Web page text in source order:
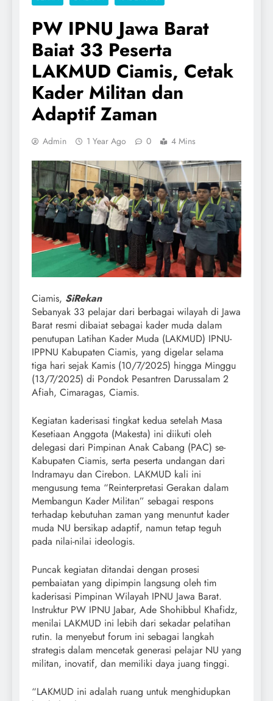
PW IPNU Jawa Barat
Baiat 33 Peserta
LAKMUD Ciamis, Cetak
Kader Militan dan
Adaptif Zaman
Admin 1 Year Ago 0 4 Mins
Ciamis, SiRekan
Sebanyak 33 pelajar dari berbagai wilayah di Jawa
Barat resmi dibaiat sebagai kader muda dalam
penutupan Latihan Kader Muda (LAKMUD) IPNU-
IPPNU Kabupaten Ciamis, yang digelar selama
tiga hari sejak Kamis (10/7/2025) hingga Minggu
(13/7/2025) di Pondok Pesantren Darussalam 2
Afiah, Cimaragas, Ciamis.
Kegiatan kaderisasi tingkat kedua setelah Masa
Kesetiaan Anggota (Makesta) ini diikuti oleh
delegasi dari Pimpinan Anak Cabang (PAC) se-
Kabupaten Ciamis, serta peserta undangan dari
Indramayu dan Cirebon. LAKMUD kali ini
mengusung tema “Reinterpretasi Gerakan dalam
Membangun Kader Militan” sebagai respons
terhadap kebutuhan zaman yang menuntut kader
muda NU bersikap adaptif, namun tetap teguh
pada nilai-nilai ideologis.
Puncak kegiatan ditandai dengan prosesi
pembaiatan yang dipimpin langsung oleh tim
kaderisasi Pimpinan Wilayah IPNU Jawa Barat.
Instruktur PW IPNU Jabar, Ade Shohibbul Khafidz,
menilai LAKMUD ini lebih dari sekadar pelatihan
rutin. Ia menyebut forum ini sebagai langkah
strategis dalam mencetak generasi pelajar NU yang
militan, inovatif, dan memiliki daya juang tinggi.
“LAKMUD ini adalah ruang untuk menghidupkan